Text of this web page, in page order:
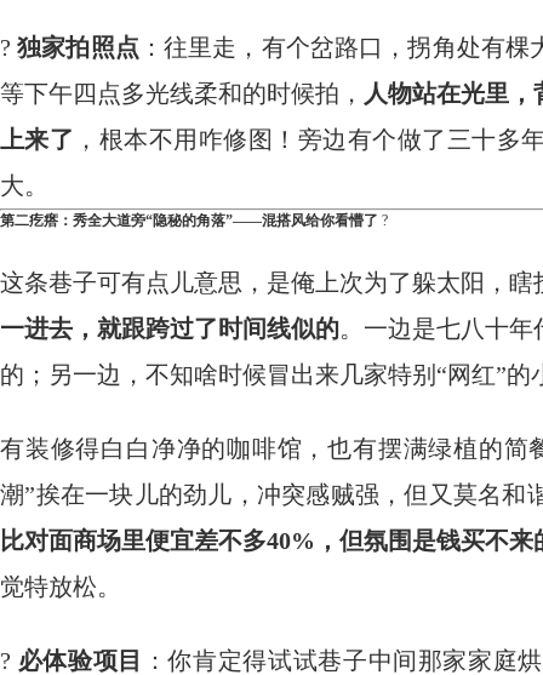
?独家拍照点 ：往里走，有个岔路口，拐角处有
等下午四点多光线柔和的时候拍， 人物站在光里
上来了 ，根本不用咋修图！旁边有个做了三十多
大。
第二疙瘩：秀全大道旁“隐秘的角落”——混搭风给你看懵了 ​ ?
这条巷子可有点儿意思，是俺上次为了躲太阳，瞎
一进去，就跟跨过了时间线似的。一边是七八十
的；另一边，不知啥时候冒出来几家特别“网红”的
有装修得白白净净的咖啡馆，也有摆满绿植的简
潮”挨在一块儿的劲儿，冲突感贼强，但又莫名和
比对面商场里便宜差不多40%，但氛围是钱买不来
觉特放松。
? 必体验项目 ：你肯定得试试巷子中间那家家庭